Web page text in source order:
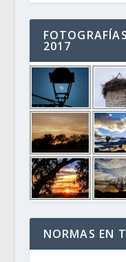
2017
NORMAS EN